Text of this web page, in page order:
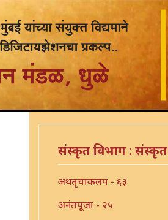
संस्कृत विभाग : संस्कृत
अथतृचाकलप - ६३
अनंतपूजा - २५